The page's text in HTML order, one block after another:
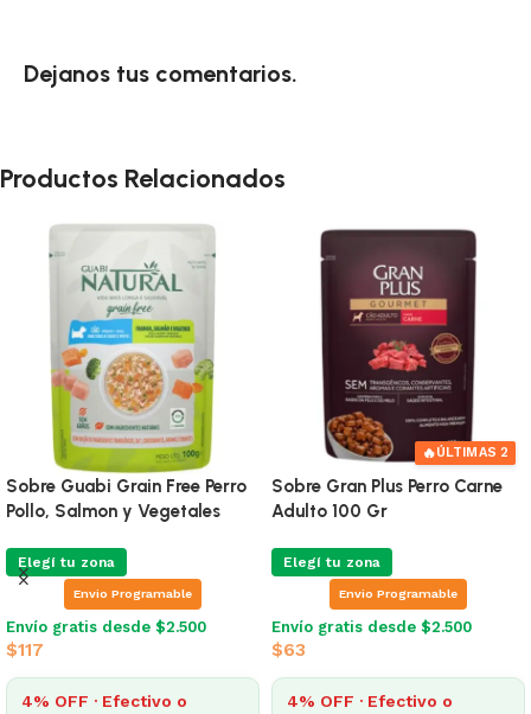
Dejanos tus comentarios.
Productos Relacionados
Sobre Guabi Grain Free Perro
Pollo, Salmon y Vegetales
Elegí tu zona
Envio Programable
Envío gratis desde $2.500
$117
4% OFF · Efectivo o
🔥ÚLTIMAS 2
Sobre Gran Plus Perro Carne
Adulto 100 Gr
Elegí tu zona
Envio Programable
Envío gratis desde $2.500
$63
4% OFF · Efectivo o